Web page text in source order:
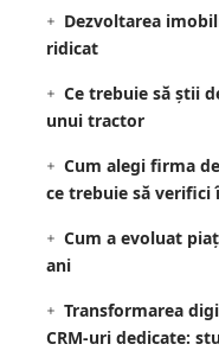
Dezvoltarea
ridicat
Ce trebuie să știi
unui tractor
Cum alegi firma
ce trebuie să
Cum a evoluat
ani
Transformarea
CRM-uri dedicate: